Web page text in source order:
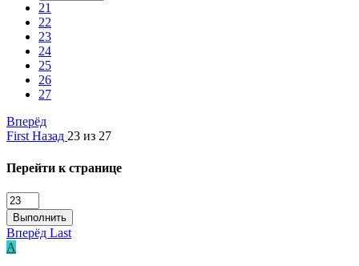
21
22
23
24
25
26
27
Вперёд
First Назад 23 из 27
Перейти к странице
Выполнить
Вперёд Last
A